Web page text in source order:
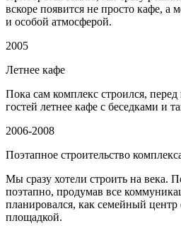
вскоре появится не просто кафе, а
и особой атмосферой.
2005
Летнее кафе
Пока сам комплекс строился,
гостей летнее кафе с беседками и
2006-2008
Поэтапное строительство
Мы сразу хотели строить на века.
поэтапно, продумав все
планировался, как семейный центр
площадкой.